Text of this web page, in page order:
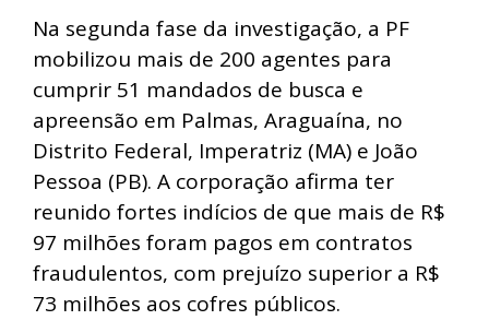
Na segunda fase da investigação, a PF
mobilizou mais de 200 agentes para
cumprir 51 mandados de busca e
apreensão em Palmas, Araguaína, no
Distrito Federal, Imperatriz (MA) e João
Pessoa (PB). A corporação afirma ter
reunido fortes indícios de que mais de R$
97 milhões foram pagos em contratos
fraudulentos, com prejuízo superior a R$
73 milhões aos cofres públicos.